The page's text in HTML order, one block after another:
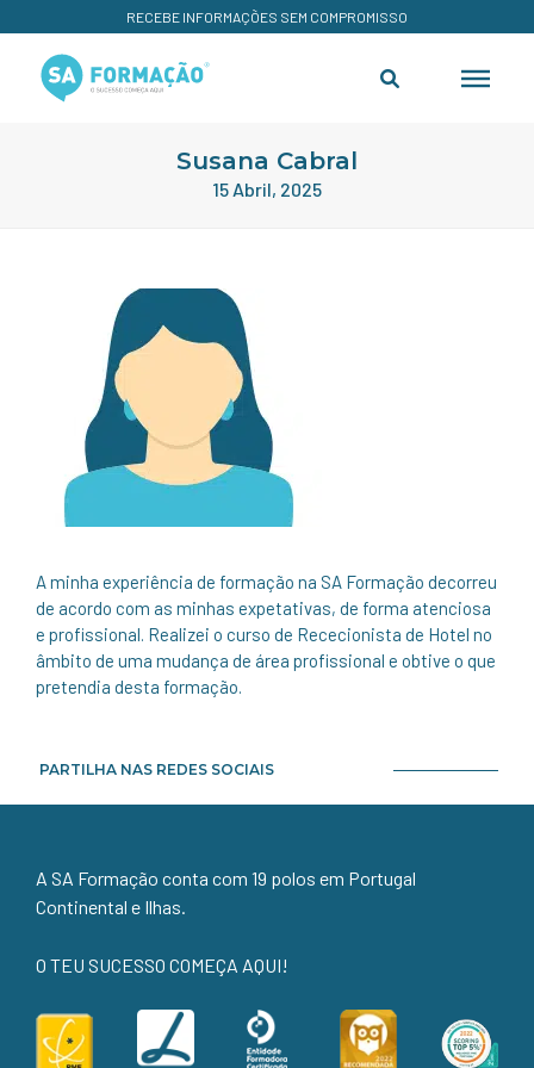
RECEBE INFORMAÇÕES SEM COMPROMISSO
Susana Cabral
15 Abril, 2025
A minha experiência de formação na SA Formação decorreu
de acordo com as minhas expetativas, de forma atenciosa
e profissional. Realizei o curso de Rececionista de Hotel no
âmbito de uma mudança de área profissional e obtive o que
pretendia desta formação.
PARTILHA NAS REDES SOCIAIS
A SA Formação conta com 19 polos em Portugal
Continental e Ilhas.
O TEU SUCESSO COMEÇA AQUI!